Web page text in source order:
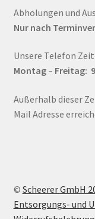
Abholungen und
Nur nach
Unsere Telefon
Montag – Freitag:
Außerhalb dieser
Mail Adresse
© Scheerer GmbH
Entsorgungs- und